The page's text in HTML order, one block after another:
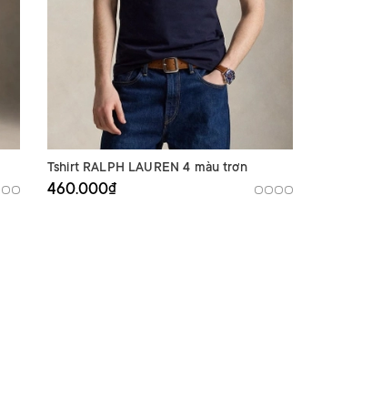
Tshirt RALPH LAUREN 4 màu trơn
460.000₫